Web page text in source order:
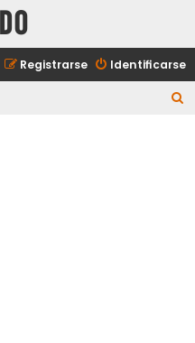
Identificarse
Registrarse